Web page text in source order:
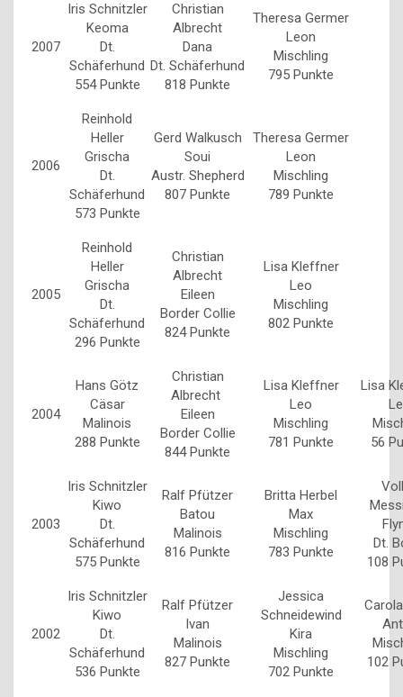
2007
Iris Schnitzler
Keoma
Dt.
Schäferhund
554 Punkte
Christian
Albrecht
Dana
Dt. Schäferhund
818 Punkte
Theresa Germer
Leon
Mischling
795 Punkte
2006
Reinhold
Heller
Grischa
Dt.
Schäferhund
573 Punkte
Gerd Walkusch
Soui
Austr. Shepherd
807 Punkte
Theresa Germer
Leon
Mischling
789 Punkte
2005
Reinhold
Heller
Grischa
Dt.
Schäferhund
296 Punkte
Christian
Albrecht
Eileen
Border Collie
824 Punkte
Lisa Kleffner
Leo
Mischling
802 Punkte
2004
Hans Götz
Cäsar
Malinois
288 Punkte
Christian
Albrecht
Eileen
Border Collie
844 Punkte
Lisa Kleffner
Leo
Mischling
781 Punkte
Lisa
56
2003
Iris Schnitzler
Kiwo
Dt.
Schäferhund
575 Punkte
Ralf Pfützer
Batou
Malinois
816 Punkte
Britta Herbel
Max
Mischling
783 Punkte
Dt.
108
2002
Iris Schnitzler
Kiwo
Dt.
Schäferhund
536 Punkte
Ralf Pfützer
Ivan
Malinois
827 Punkte
Jessica
Schneidewind
Kira
Mischling
702 Punkte
102